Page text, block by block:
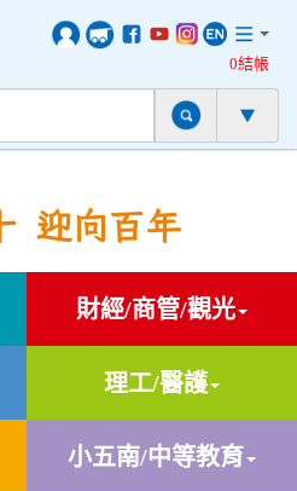
0結帳
迎向百年
財經/商管/觀光
理工/醫護
小五南/中等教育